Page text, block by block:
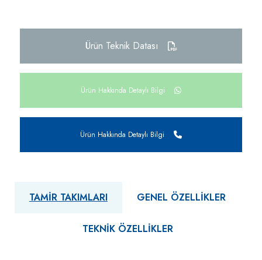
Ürün Teknik Datası
Ürün Hakkında Detaylı Bilgi
Ürün Hakkında Detaylı Bilgi
TAMIR TAKIMLARI GENEL ÖZELLIKLER
TEKNIK ÖZELLIKLER